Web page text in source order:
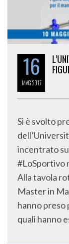
16
MAG2017
Si è svolto
incentrato
#LoSportivo
Alla tavola
Master in
hanno preso
quali hanno